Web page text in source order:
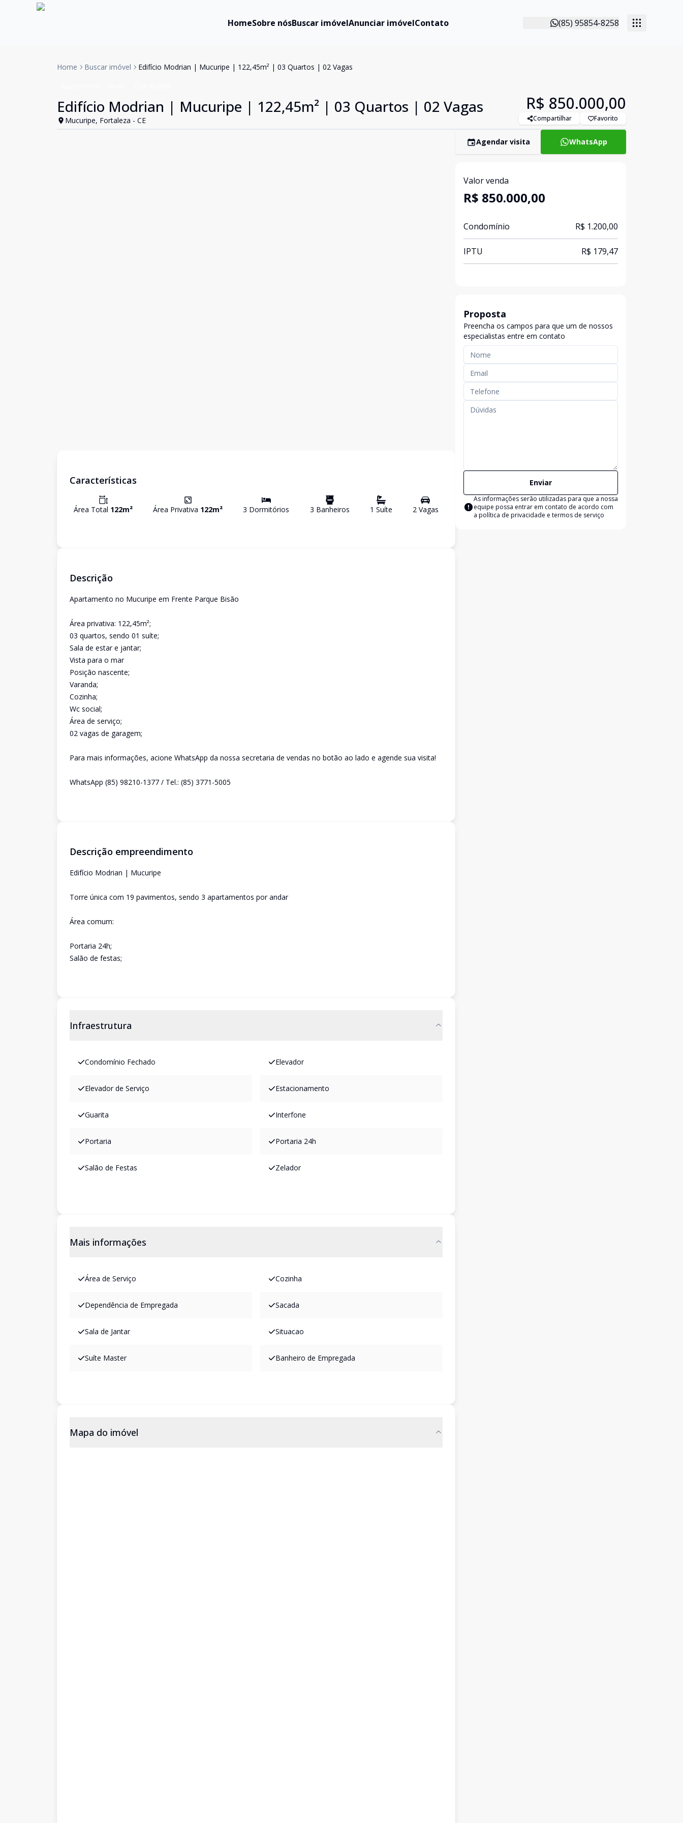
HomeSobre nósBuscar imóvelAnunciar imóvelContato (85) 95854-8258
Home Buscar imóvel Edifício Modrian | Mucuripe | 122,45m² | 03 Quartos | 02 Vagas
Edifício Modrian | Mucuripe | 122,45m² | 03 Quartos | 02 Vagas
Mucuripe, Fortaleza - CE
R$ 850.000,00
Compartilhar Favorito
Características
Área Total 122m² Área Privativa 122m² 3 Dormitórios 3 Banheiros 1 Suíte 2Vagas
Descrição
Apartamento no Mucuripe em Frente Parque Bisão
Área privativa: 122,45m²;
03 quartos, sendo 01 suíte;
Sala de estar e jantar;
Vista para o mar
Posição nascente;
Varanda;
Cozinha;
Wc social;
Área de serviço;
02 vagas de garagem;
Para mais informações, acione WhatsApp da nossa secretaria de vendas no botão ao lado e agende sua visita!
WhatsApp (85) 98210-1377 / Tel.: (85) 3771-5005
Descrição empreendimento
Edifício Modrian | Mucuripe
Torre única com 19 pavimentos, sendo 3 apartamentos por andar
Área comum:
Portaria 24h;
Salão de festas;
Infraestrutura
Condomínio Fechado Elevador
Elevador de Serviço Estacionamento
Guarita Interfone
Portaria Portaria 24h
Salão de Festas Zelador
Mais informações
Área de Serviço Cozinha
Dependência de Empregada Sacada
Sala de Jantar Situacao
Suíte Master Banheiro de Empregada
Mapa do imóvel
Agendar visita WhatsApp
Valor venda
R$ 850.000,00
Condomínio R$ 1.200,00
IPTU R$ 179,47
Proposta
Preencha os campos para que um de nossos
especialistas entre em contato
Enviar
As informações serão utilizadas para que a nossa
equipe possa entrar em contato de acordo com
a política de privacidade e termos de serviço